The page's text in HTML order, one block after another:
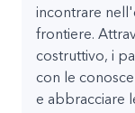
incontrare
frontiere.
costruttivo, i
con le
e abbracciare